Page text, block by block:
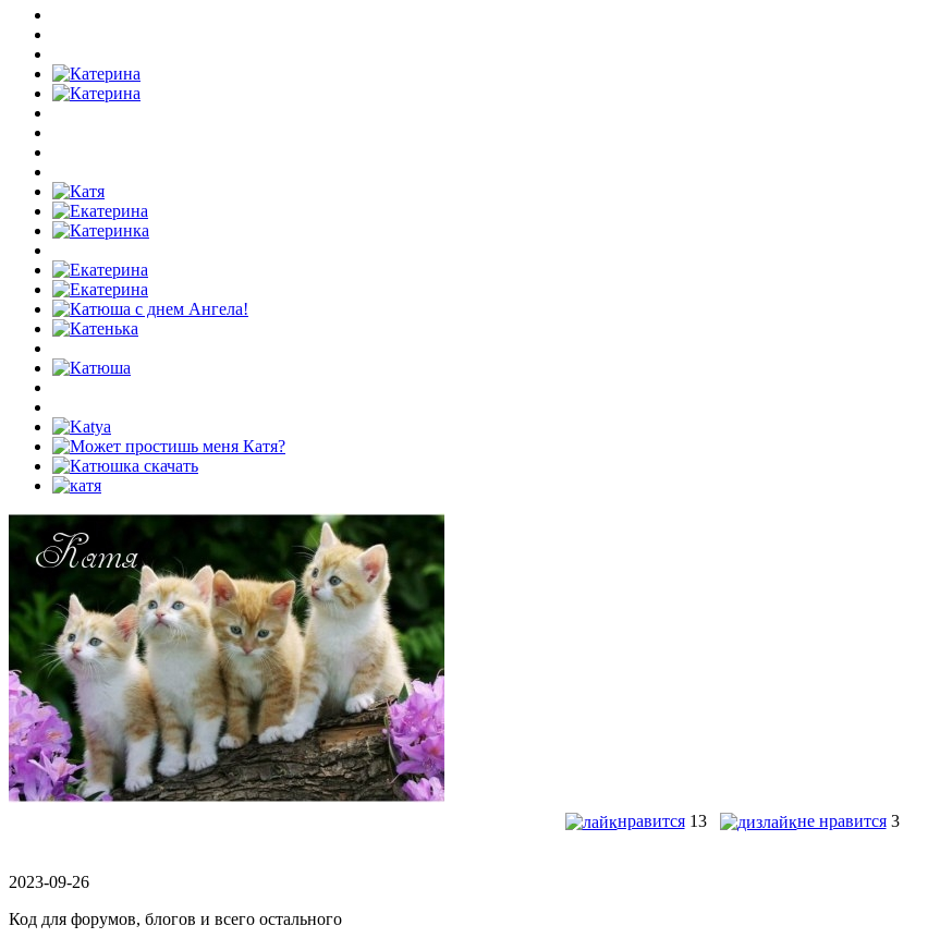
нравится 13 не нравится 3
2023-09-26
Код для форумов, блогов и всего остального